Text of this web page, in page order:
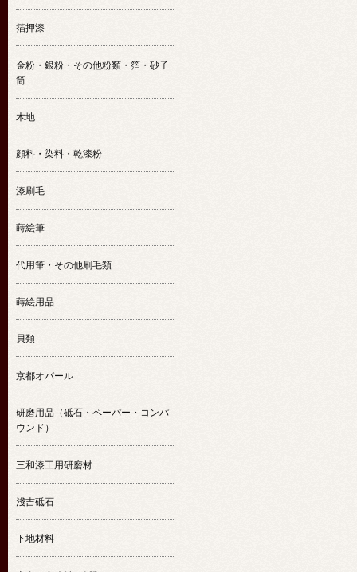
箔押漆
金粉・銀粉・その他粉類・箔・砂子
筒
木地
顔料・染料・乾漆粉
漆刷毛
蒔絵筆
代用筆・その他刷毛類
蒔絵用品
貝類
京都オパール
研磨用品（砥石・ペーパー・コンパ
ウンド）
三和漆工用研磨材
淺吉砥石
下地材料